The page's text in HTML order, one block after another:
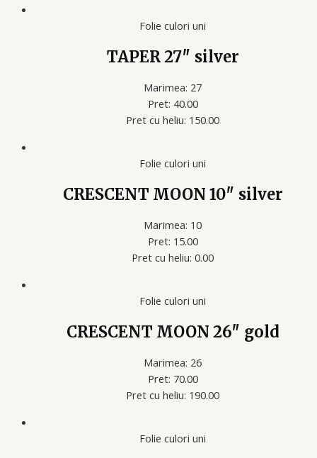
Folie culori uni
TAPER 27″ silver
Marimea: 27
Pret: 40.00
Pret cu heliu: 150.00
Folie culori uni
CRESCENT MOON 10″ silver
Marimea: 10
Pret: 15.00
Pret cu heliu: 0.00
Folie culori uni
CRESCENT MOON 26″ gold
Marimea: 26
Pret: 70.00
Pret cu heliu: 190.00
Folie culori uni